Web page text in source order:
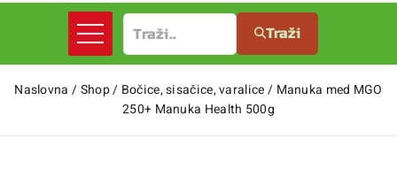
Traži
Naslovna /Shop/ Bočice, sisačice, varalice/ Manuka med MGO
250+ Manuka Health 500g